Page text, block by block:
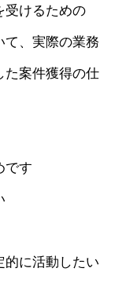
受けるための
て、実際の業務
た案件獲得の仕
です
的に活動したい